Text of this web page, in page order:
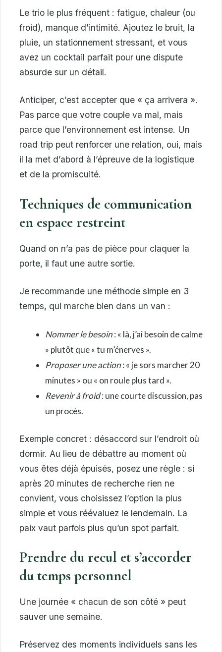
Le trio le plus fréquent : fatigue, chaleur (ou
froid), manque d’intimité. Ajoutez le bruit, la
pluie, un stationnement stressant, et vous
avez un cocktail parfait pour une dispute
absurde sur un détail.
Anticiper, c’est accepter que « ça arrivera ».
Pas parce que votre couple va mal, mais
parce que l’environnement est intense. Un
road trip peut renforcer une relation, oui, mais
il la met d’abord à l’épreuve de la logistique
et de la promiscuité.
Techniques de communication
en espace restreint
Quand on n’a pas de pièce pour claquer la
porte, il faut une autre sortie.
Je recommande une méthode simple en 3
temps, qui marche bien dans un van :
Nommer le besoin: « là, j’ai besoin de calme
» plutôt que « tu m’énerves ».
Proposer une action: « je sors marcher 20
minutes » ou « on roule plus tard ».
Revenir à froid: une courte discussion, pas
un procès.
Exemple concret : désaccord sur l’endroit où
dormir. Au lieu de débattre au moment où
vous êtes déjà épuisés, posez une règle : si
après 20 minutes de recherche rien ne
convient, vous choisissez l’option la plus
simple et vous réévaluez le lendemain. La
paix vaut parfois plus qu’un spot parfait.
Prendre du recul et s’accorder
du temps personnel
Une journée « chacun de son côté » peut
sauver une semaine.
Préservez des moments individuels sans les